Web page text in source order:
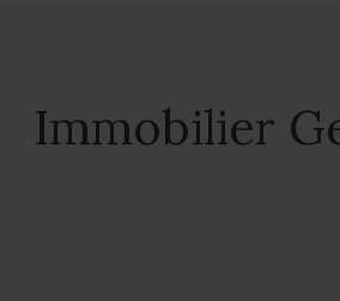
Immobilier